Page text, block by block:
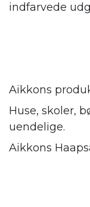
indfarvede
Aikkons
Huse, skoler,
uendelige.
Aikkons